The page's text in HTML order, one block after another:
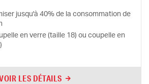
jusqu'à 40% de la consommation de
en verre (taille 18) ou coupelle en
LES DÉTAILS